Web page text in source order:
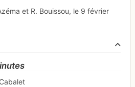
et R. Bouissou, le 9 février